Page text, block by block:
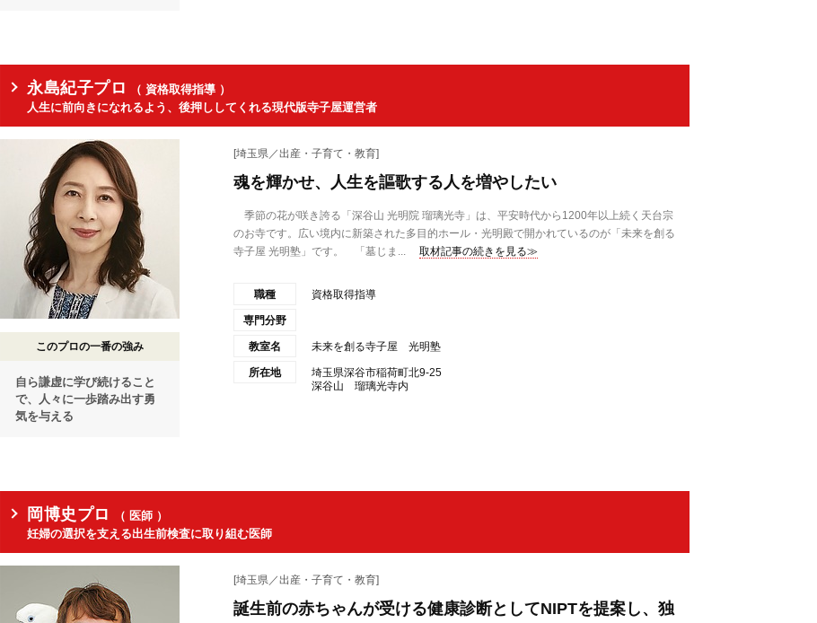
永島紀子プロ
（ 資格取得指導 ）
人生に前向きになれるよう、後押ししてくれる現代版寺子屋運営者
このプロの一番の強み
自ら謙虚に学び続けること
で、人々に一歩踏み出す勇
気を与える
[埼玉県／出産・子育て・教育]
魂を輝かせ、人生を謳歌する人を増やしたい
季節の花が咲き誇る「深谷山 光明院 瑠璃光寺」は、平安時代から1200年以上続く天台宗
のお寺です。広い境内に新築された多目的ホール・光明殿で開かれているのが「未来を創る
寺子屋 光明塾」です。 「墓じま...
取材記事の続きを見る≫
職種 資格取得指導
専門分野
教室名 未来を創る寺子屋 光明塾
所在地
埼玉県深谷市稲荷町北9-25
深谷山 瑠璃光寺内
岡博史プロ
（ 医師 ）
妊婦の選択を支える出生前検査に取り組む医師
[埼玉県／出産・子育て・教育]
誕生前の赤ちゃんが受ける健康診断としてNIPTを提案し、独